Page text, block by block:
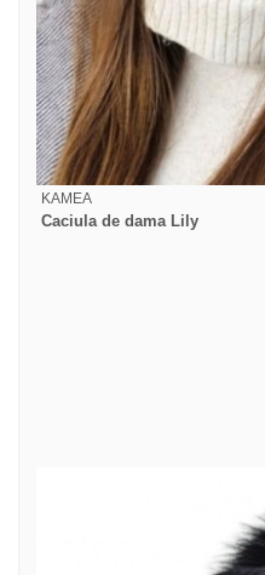
KAMEA
Caciula de dama Lily